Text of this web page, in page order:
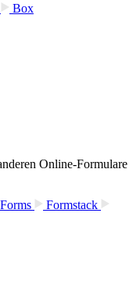
Box
Online-Formulare
Formstack